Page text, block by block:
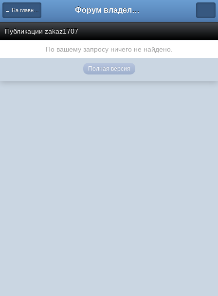
← На главную Форум владельцев интернет-магазинов
Публикации zakaz1707
По вашему запросу ничего не найдено.
Полная версия